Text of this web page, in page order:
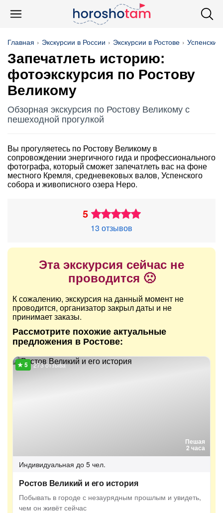
Главная Экскурсии в России Экскурсии в Ростове
Запечатлеть историю:
фотоэкскурсия по Ростову
Великому
Обзорная экскурсия по Ростову Великому с
пешеходной прогулкой
Вы прогуляетесь по Ростову Великому в
сопровождении энергичного гида и профессионального
фотографа, который сможет запечатлеть вас на фоне
местного Кремля, средневековых валов, Успенского
собора и живописного озера Неро.
5
13 отзывов
Эта экскурсия сейчас не
проводится 🙁
К сожалению, экскурсия на данный момент не
проводится, организатор закрыл даты и не
принимает заказы.
Рассмотрите похожие актуальные
предложения в Ростове:
Пешая
2 часа
273 отзыва
Индивидуальная до 5 чел.
Ростов Великий и его история
Побывать в городе с незаурядным прошлым и увидеть,
чем он живёт сейчас